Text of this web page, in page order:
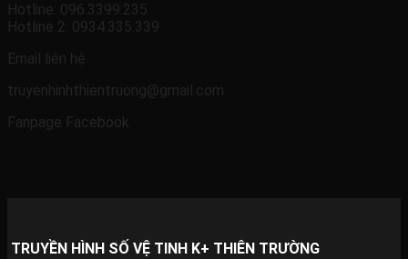
Hotline: 096.3399.235
Hotline 2: 0934.335.339
Email liên hệ
truyenhinhthientruong@gmail.com
Fanpage Facebook
TRUYỀN HÌNH SỐ VỆ TINH K+ THIÊN TRƯỜNG